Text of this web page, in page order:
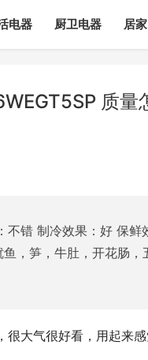
电器 厨卫电器 居
质
不错 制冷效果：好 保
，笋，牛肚，开花肠
很大气很好看，用起来